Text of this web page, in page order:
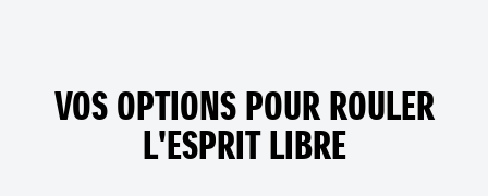
VOS OPTIONS POUR ROULER
L'ESPRIT LIBRE